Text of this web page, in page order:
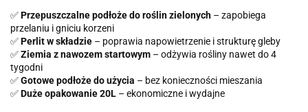
✅Przepuszczalne podłoże do roślin zielonych – zapobiega
przelaniu i gniciu korzeni
✅Perlit w składzie – poprawia napowietrzenie i strukturę gleby
✅Ziemia z nawozem startowym – odżywia rośliny nawet do 4
tygodni
✅Gotowe podłoże do użycia – bez konieczności mieszania
✅Duże opakowanie 20L – ekonomiczne i wydajne